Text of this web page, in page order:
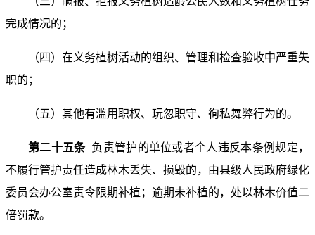
完成情况的；
（四）在义务植树活动的组织、管理和检查验收中严重失
职的；
（五）其他有滥用职权、玩忽职守、徇私舞弊行为的。
第二十五条 负责管护的单位或者个人违反本条例规定，
不履行管护责任造成林木丢失、损毁的，由县级人民政府绿化
委员会办公室责令限期补植；逾期未补植的，处以林木价值二
倍罚款。